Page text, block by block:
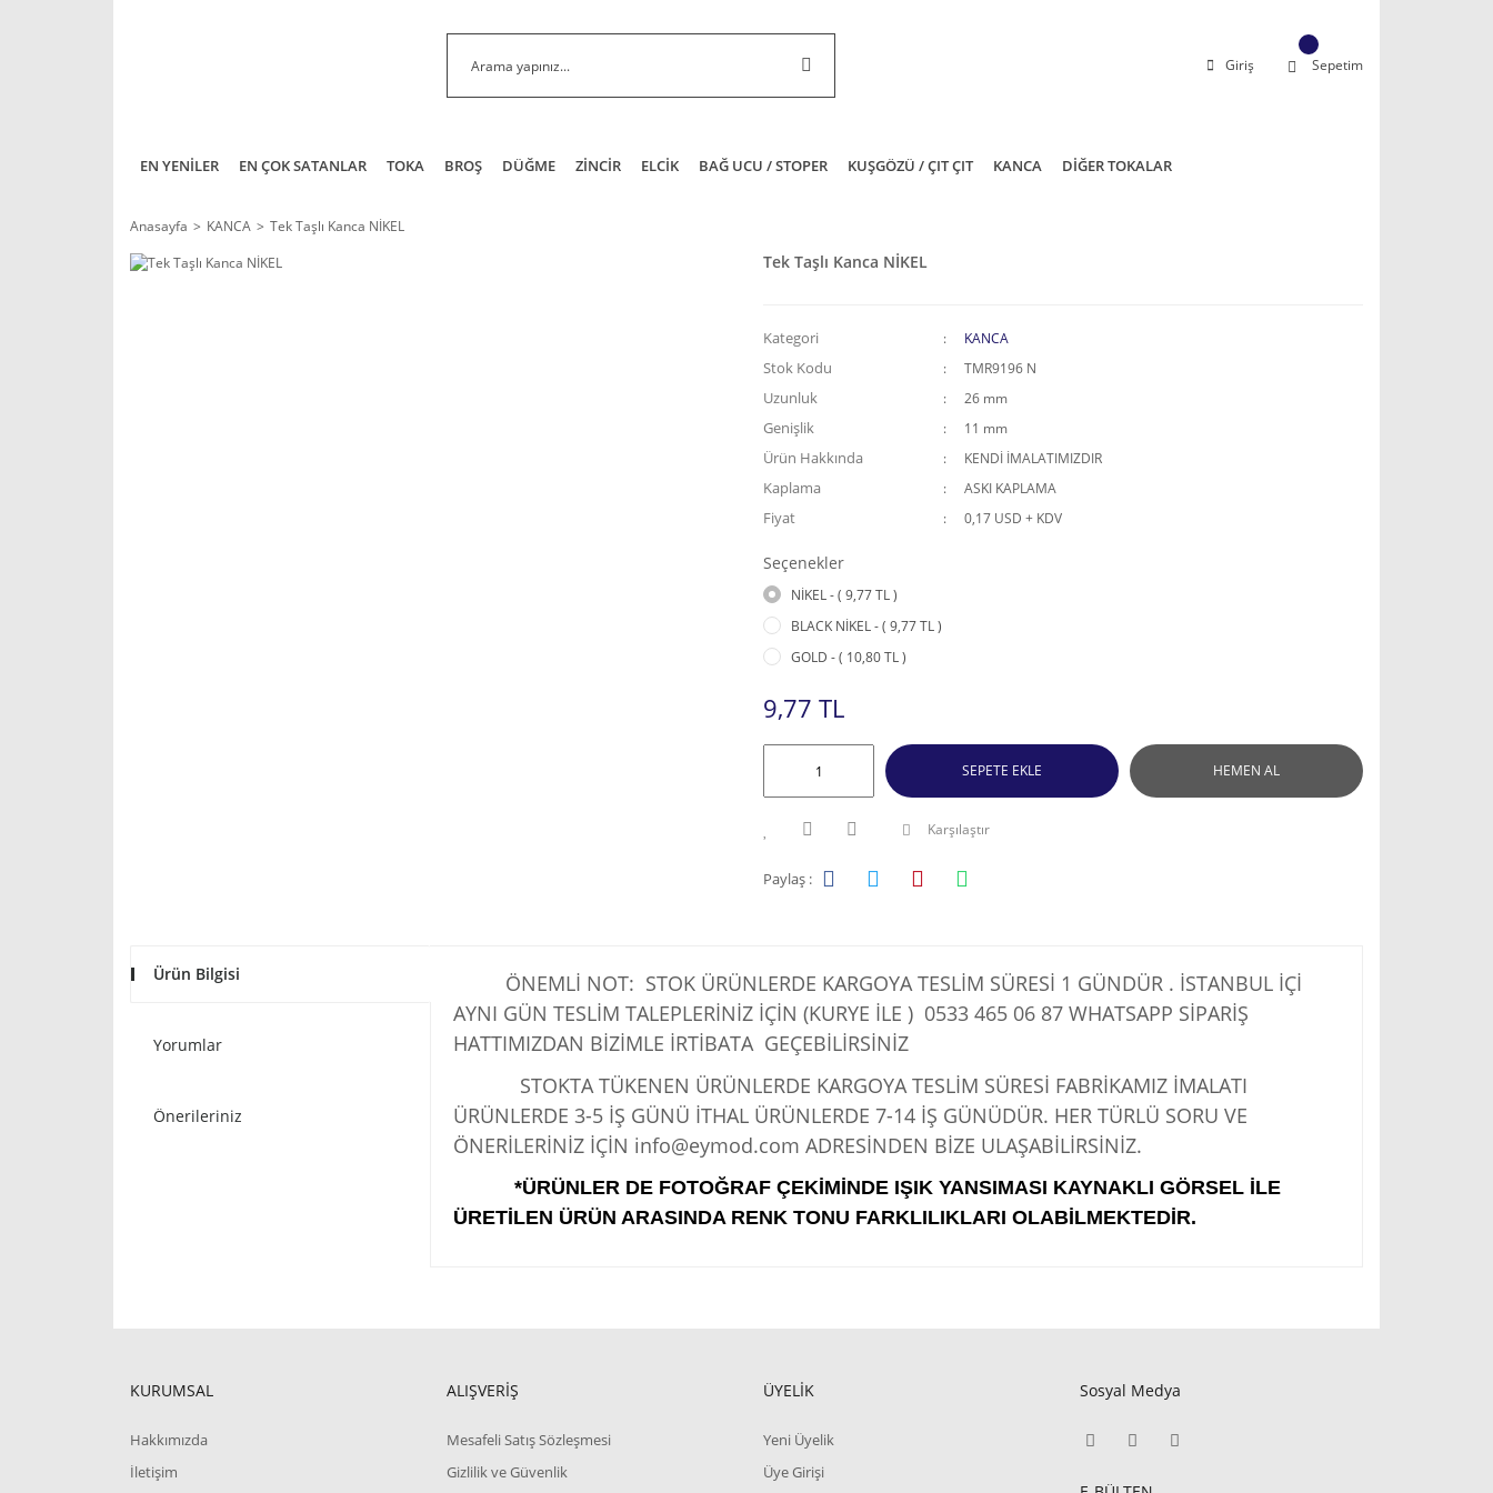
Giriş Sepetim
EN YENİLER EN ÇOK SATANLAR TOKA BROŞ DÜĞME ZİNCİR ELCİK BAĞ UCU / STOPER KUŞGÖZÜ / ÇIT ÇIT KANCA DİĞER TOKALAR
Anasayfa KANCA Tek Taşlı Kanca NİKEL
Tek Taşlı Kanca NİKEL
Kategori KANCA
Stok Kodu TMR9196 N
Uzunluk 26 mm
Genişlik 11 mm
Ürün Hakkında KENDİ İMALATIMIZDIR
Kaplama ASKI KAPLAMA
Fiyat 0,17 USD + KDV
Seçenekler
NİKEL - ( 9,77 TL )
BLACK NİKEL - ( 9,77 TL )
GOLD - ( 10,80 TL )
9,77 TL
SEPETE EKLE HEMEN AL
Karşılaştır
Paylaş :
Ürün Bilgisi
Yorumlar
Önerileriniz
ÖNEMLİ NOT: STOK ÜRÜNLERDE KARGOYA TESLİM SÜRESİ 1 GÜNDÜR . İSTANBUL İÇİ
AYNI GÜN TESLİM TALEPLERİNİZ İÇİN (KURYE İLE ) 0533 465 06 87 WHATSAPP SİPARİŞ
HATTIMIZDAN BİZİMLE İRTİBATA GEÇEBİLİRSİNİZ
STOKTA TÜKENEN ÜRÜNLERDE KARGOYA TESLİM SÜRESİ FABRİKAMIZ İMALATI
ÜRÜNLERDE 3-5 İŞ GÜNÜ İTHAL ÜRÜNLERDE 7-14 İŞ GÜNÜDÜR. HER TÜRLÜ SORU VE
ÖNERİLERİNİZ İÇİN info@eymod.com ADRESİNDEN BİZE ULAŞABİLİRSİNİZ.
*ÜRÜNLER DE FOTOĞRAF ÇEKİMİNDE IŞIK YANSIMASI KAYNAKLI GÖRSEL İLE
ÜRETİLEN ÜRÜN ARASINDA RENK TONU FARKLILIKLARI OLABİLMEKTEDİR.
KURUMSAL
Hakkımızda
İletişim
ALIŞVERİŞ
Mesafeli Satış Sözleşmesi
Gizlilik ve Güvenlik
ÜYELİK
Yeni Üyelik
Üye Girişi
Sosyal Medya